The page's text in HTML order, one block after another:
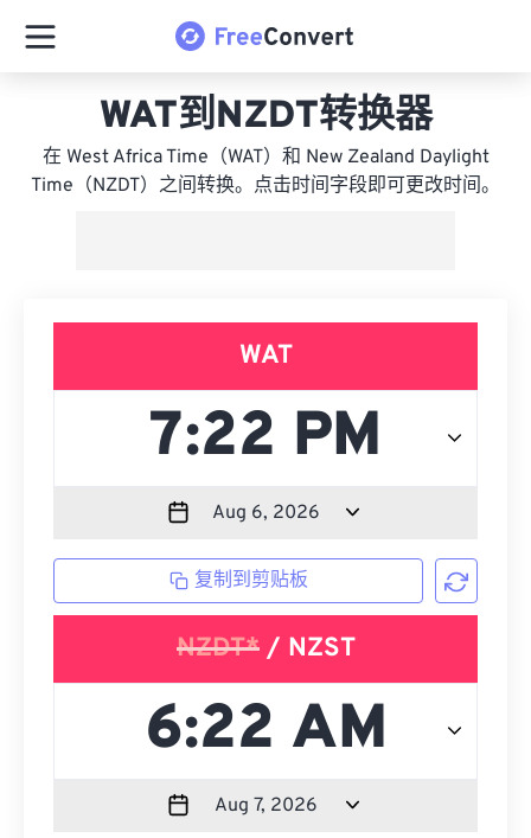
WAT到NZDT转换器
在 West Africa Time（WAT）和 New Zealand Daylight
Time（NZDT）之间转换。点击时间字段即可更改时间。
WAT
复制到剪贴板
NZDT*/ NZST